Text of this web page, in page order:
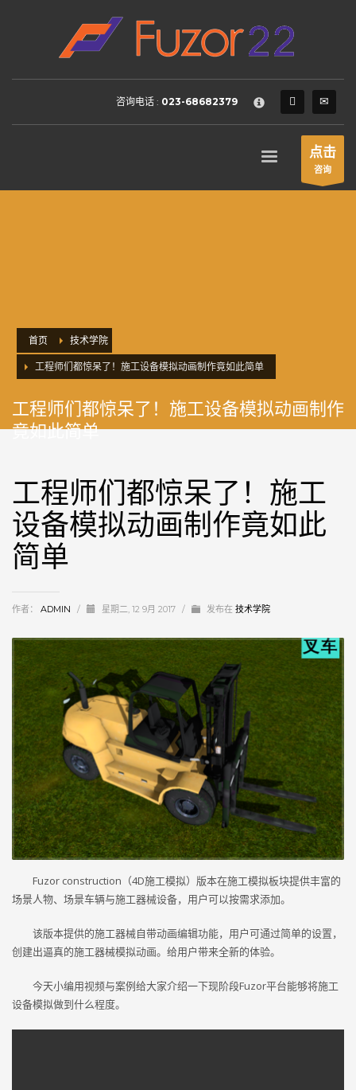
HOW TO SHOP
Login or create new account.
2 Review your order.
FREEshipment
If you still have problems, please let us know, by sending an
SHOWROOM HOURS
咨询电话 : 023-68682379
点击
咨询
首页
技术学院
工程师们都惊呆了！施工设备模拟动画制作竟如此简单
工程师们都惊呆了！施工设备模拟动画制作
竟如此简单
工程师们都惊呆了！施工
设备模拟动画制作竟如此
简单
作者： ADMIN / 星期二, 12 9月 2017 / 发布在 技术学院
Fuzor construction（4D施工模拟）版本在施工模拟板块提供丰富的
场景人物、场景车辆与施工器械设备，用户可以按需求添加。
该版本提供的施工器械自带动画编辑功能，用户可通过简单的设置，
创建出逼真的施工器械模拟动画。给用户带来全新的体验。
今天小编用视频与案例给大家介绍一下现阶段Fuzor平台能够将施工
设备模拟做到什么程度。